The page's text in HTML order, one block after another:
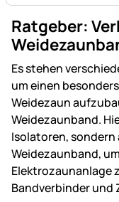
Ratgeber:
Es stehen
um einen
Weidezaun
Weidezaunband.
Isolatoren, sondern
Weidezaunband,
Elektrozaunanlage
Bandverbinder und